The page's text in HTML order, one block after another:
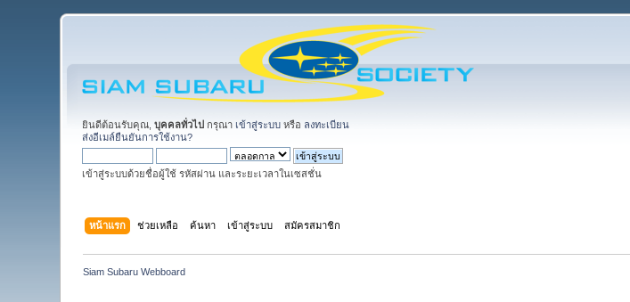
ยินดีต้อนรับคุณ,บุคคลทั่วไป กรุณา เข้าสู่ระบบ หรือ ลงทะเบียน
ส่งอีเมล์ยืนยันการใช้งาน?
เข้าสู่ระบบด้วยชื่อผู้ใช้ รหัสผ่าน และระยะเวลาในเซสชั่น
หน้าแรก ช่วยเหลือ ค้นหา เข้าสู่ระบบ สมัครสมาชิก
Siam Subaru Webboard